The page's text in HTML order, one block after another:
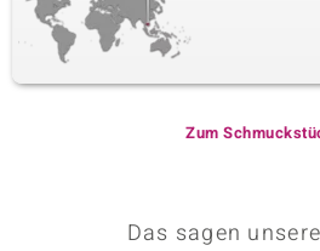
Zum
Das sagen